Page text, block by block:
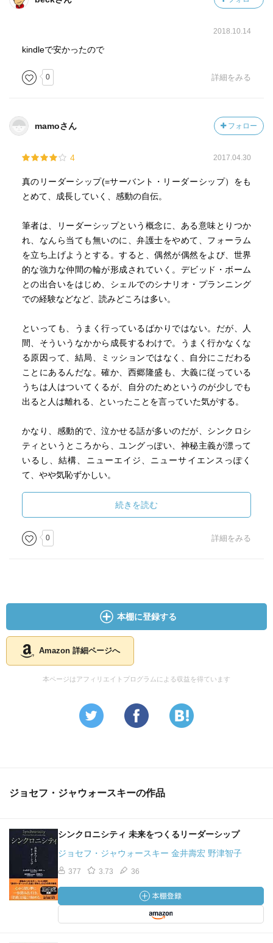
2018.10.14
kindleで安かったので
0 詳細をみる
mamoさん フォロー
4 2017.04.30
真のリーダーシップ(=サーバント・リーダーシップ）をも
とめて、成長していく、感動の自伝。
筆者は、リーダーシップという概念に、ある意味とりつか
れ、なんら当ても無いのに、弁護士をやめて、フォーラム
を立ち上げようとする。すると、偶然が偶然をよび、世界
的な強力な仲間の輪が形成されていく。デビッド・ボーム
との出合いをはじめ、シェルでのシナリオ・プランニング
での経験などなど、読みどころは多い。
といっても、うまく行っているばかりではない。だが、人
間、そういうなかから成長するわけで。うまく行かなくな
る原因って、結局、ミッションではなく、自分にこだわる
ことにあるんだな。確か、西郷隆盛も、大義に従っている
うちは人はついてくるが、自分のためというのが少しでも
出ると人は離れる、といったことを言っていた気がする。
かなり、感動的で、泣かせる話が多いのだが、シンクロシ
ティというところから、ユングっぽい、神秘主義が漂って
いるし、結構、ニューエイジ、ニューサイエンスっぽく
て、やや気恥ずかしい。
あと、空港でたまたますれ違った女性を追っかけて、なん
だかんだで結婚するとか、「真実の愛」の物語も、感動的
だけど、？？？で、結局、これって「自分探し」の旅な
の？という気もしてしまう。個人的には、真実の「愛」や
ーダーシップのあり方のすごく良い教科書だと思います。
続きを読む
0 詳細をみる
本棚に登録する
Amazon 詳細ページへ
本ページはアフィリエイトプログラムによる収益を得ています
ジョセフ・ジャウォースキーの作品
シンクロニシティ 未来をつくるリーダーシップ
ジョセフ・ジャウォースキー 金井壽宏 野津智子
377 3.73 36